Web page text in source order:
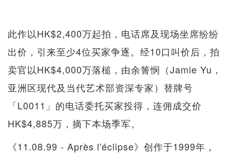
此作以HK$2,400万起拍，电话席及现场坐席纷纷
出价，引来至少4位买家争逐。经10口叫价后，拍
卖官以HK$4,000万落槌，由余箐悯（Jamie Yu，
亚洲区现代及当代艺术部资深专家）替牌号
「L0011」的电话委托买家投得，连佣成交价
HK$4,885万，摘下本场季军。
《11.08.99 - Après l'éclipse》创作于1999年，